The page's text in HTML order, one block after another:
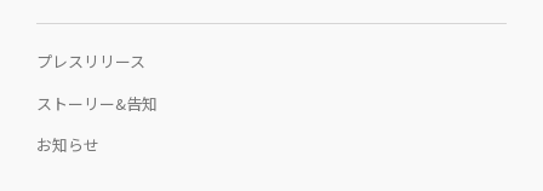
プレスリリース
ストーリー&告知
お知らせ